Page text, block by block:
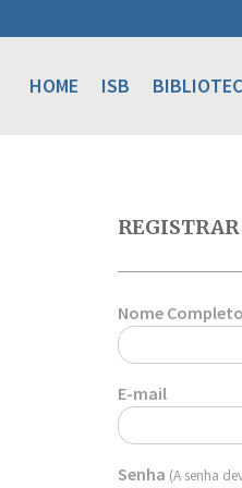
HOME ISB
Nome Completo
E-mail
Senha (A senha